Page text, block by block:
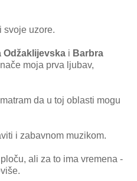
svoje uzore.
Odžaklijevska i Barbra
moja prva ljubav,
da u toj oblasti mogu
i zabavnom muzikom.
ali za to ima vremena -